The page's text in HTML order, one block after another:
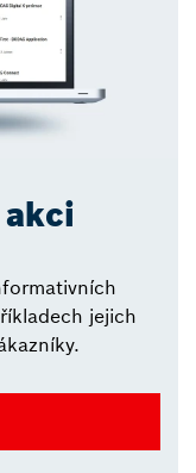
akci
jejich